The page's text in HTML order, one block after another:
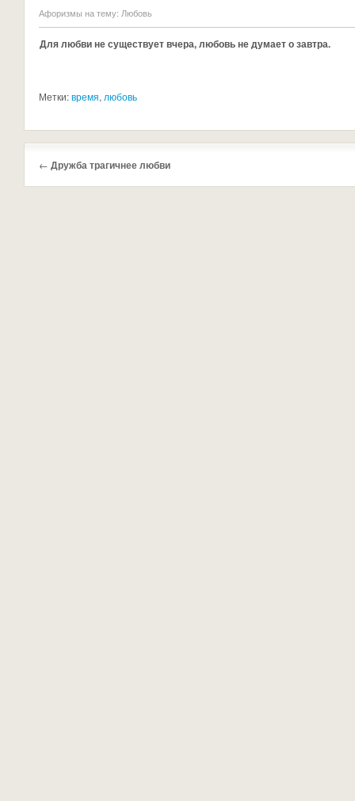
Афоризмы на тему: Любовь
Для любви не существует вчера, любовь не думает о завтра.
Метки:время, любовь
← Дружба трагичнее любви